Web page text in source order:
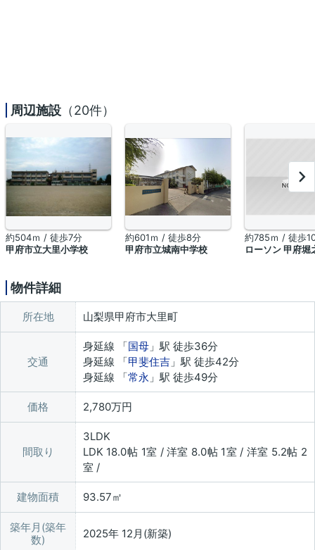
周辺施設 （20件）
約504ｍ / 徒歩7分
甲府市立大里小学校
約601ｍ / 徒歩8分
甲府市立城南中学校
約785ｍ / 徒歩
ローソン 甲府堀
物件詳細
所在地 山梨県甲府市大里町
交通
身延線 「国母 」駅 徒歩36分
身延線 「甲斐住吉 」駅 徒歩42分
身延線 「常永 」駅 徒歩49分
価格 2,780万円
間取り
3LDK
LDK 18.0帖 1室 / 洋室 8.0帖 1室 / 洋室 5.2帖 2
室 /
建物面積 93.57㎡
築年月(築年
数)
2025年 12月(新築)